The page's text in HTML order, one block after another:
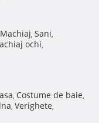
Machiaj, Sani,
ochi,
, Costume de baie,
, Verighete,